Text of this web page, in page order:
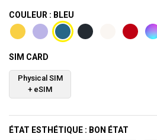
COULEUR : BLEU
SIM CARD
Physical SIM
+ eSIM
ÉTAT ESTHÉTIQUE : BON ÉTAT